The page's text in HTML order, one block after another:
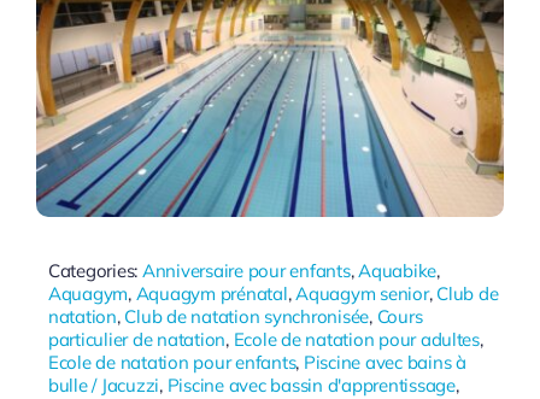
Categories: Anniversaire pour enfants,Aquabike,
Aquagym, Aquagym prénatal,Aquagym senior, Club de
natation, Club de natation synchronisée, Cours
particulier de natation, Ecole de natation pour adultes,
Ecole de natation pour enfants, Piscine avec bains à
bulle / Jacuzzi, Piscine avec bassin d'apprentissage,